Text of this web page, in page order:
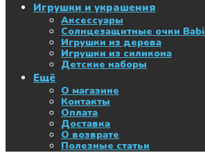
Игрушки и украшения
Аксессуары
Солнцезащитные очки
Игрушки из дерева
Игрушки из силикона
Детские наборы
Ещё
О магазине
Контакты
Оплата
Доставка
О возврате
Полезные статьи